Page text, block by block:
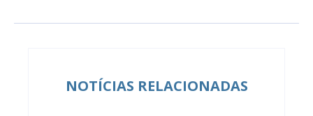
NOTÍCIAS RELACIONADAS